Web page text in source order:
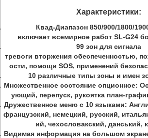
Характеристики:
Квад-Диапазон 850/900/1800/
включает всемирное работ SL-G24
99 зон для сигнала
тревоги вторжения обеспеченностью,
ости, помощи SOS, применений
10 различные типы зоны и имен
Множественное состояние опционное:
ующий, перепуск, рукоятка план-
Дружественное меню с 10 языками:
французский, немецкий, русский,
ий, чехословакский, данський,
Видимая информация на большом экране